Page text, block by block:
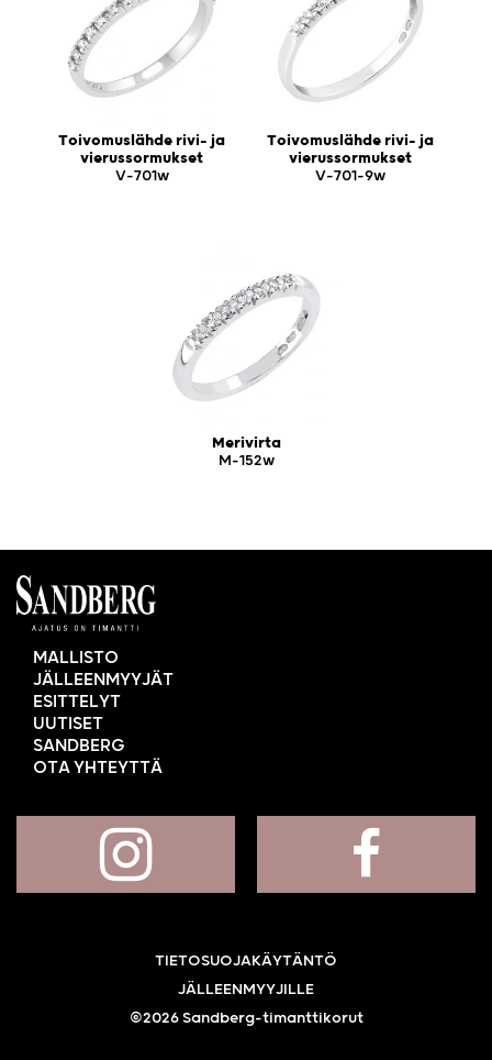
Toivomuslähde rivi- ja
vierussormukset
V-701w
Toivomuslähde rivi- ja
vierussormukset
V-701-9w
Merivirta
M-152w
MALLISTO
JÄLLEENMYYJÄT
ESITTELYT
UUTISET
SANDBERG
OTA YHTEYTTÄ
TIETOSUOJAKÄYTÄNTÖ
JÄLLEENMYYJILLE
©2026 Sandberg-timanttikorut